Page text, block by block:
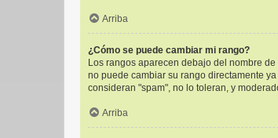
Arriba
¿Cómo se puede cambiar mi rango?
Los rangos aparecen debajo del nombre
no puede cambiar su rango directamente
consideran "spam", no lo toleran, y
Arriba